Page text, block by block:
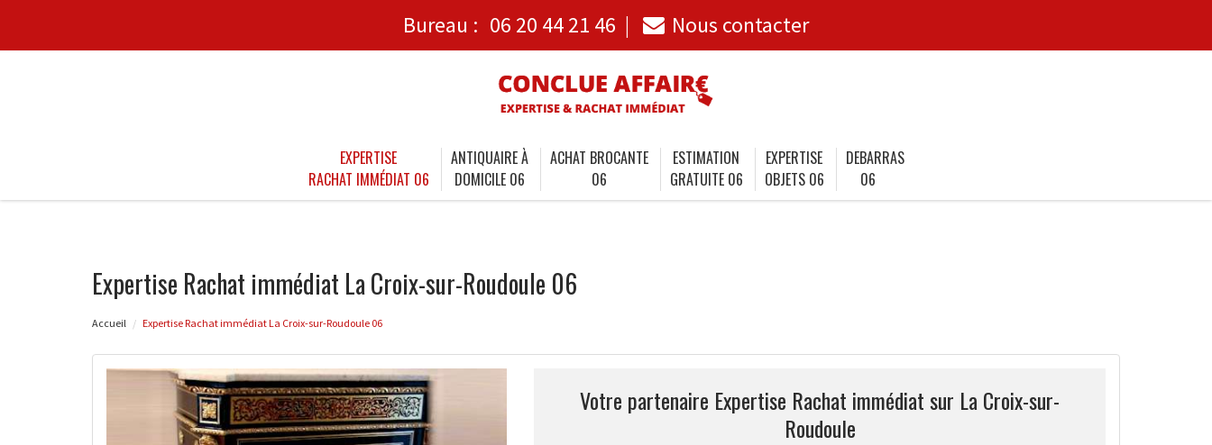
Bureau : 06 20 44 21 46 Nous contacter
EXPERTISE
RACHAT IMMÉDIAT 06
ANTIQUAIRE À
DOMICILE 06
ACHAT BROCANTE
06
ESTIMATION
GRATUITE 06
EXPERTISE
OBJETS 06
DEBARRAS
06
Expertise Rachat immédiat La Croix-sur-Roudoule 06
Accueil Expertise Rachat immédiat La Croix-sur-Roudoule 06
Votre partenaire Expertise Rachat immédiat sur La Croix-sur-
Roudoule